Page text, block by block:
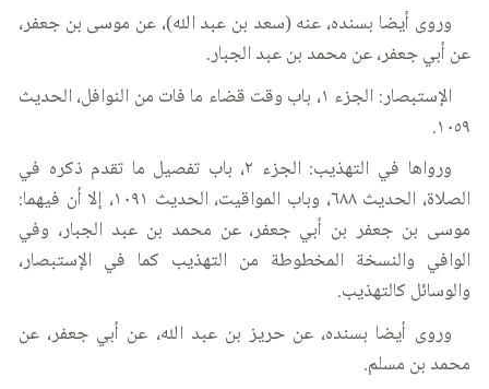
وروى أيضا بسنده، عنه (سعد بن عبد الله)، عن موسى بن جعفر،
عن أبي جعفر، عن محمد بن عبد الجبار.
الإستبصار: الجزء ١، باب وقت قضاء ما فات من النوافل، الحديث
١٠٥٩.
ورواها في التهذيب: الجزء ٢، باب تفصيل ما تقدم ذكره في
الصلاة، الحديث ٦٨٨، وباب المواقيت، الحديث ١٠٩١، إلا أن فيهما:
موسى بن جعفر بن أبي جعفر، عن محمد بن عبد الجبار، وفي
الوافي والنسخة المخطوطة من التهذيب كما في الإستبصار،
والوسائل كالتهذيب.
وروى أيضا بسنده، عن حريز بن عبد الله، عن أبي جعفر، عن
محمد بن مسلم.